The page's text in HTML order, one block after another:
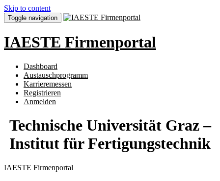
Skip to content
Toggle navigation
IAESTE Firmenportal
Dashboard
Austauschprogramm
Karrieremessen
Registrieren
Anmelden
Technische Universität Graz –
Institut für Fertigungstechnik
IAESTE Firmenportal